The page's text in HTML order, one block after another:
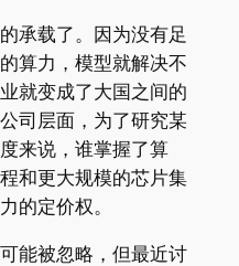
承载了。因为没有足
算力，模型就解决不
就变成了大国之间的
司层面，为了研究某
来说，谁掌握了算
和更大规模的芯片集
的定价权。
能被忽略，但最近讨